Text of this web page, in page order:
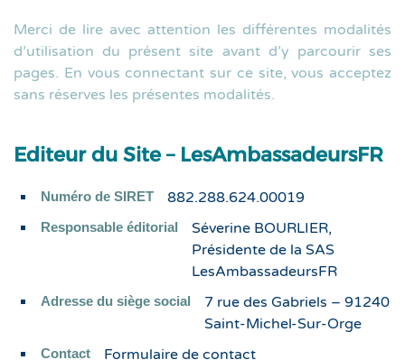
Merci de lire avec attention les différentes modalités
d’utilisation du présent site avant d’y parcourir ses
pages. En vous connectant sur ce site, vous acceptez
sans réserves les présentes modalités.
Editeur du Site – LesAmbassadeursFR
Numéro de SIRET 882.288.624.00019
Responsable éditorial
Séverine BOURLIER,
Présidente de la SAS
LesAmbassadeursFR
Adresse du siège social
7 rue des Gabriels – 91240
Saint-Michel-Sur-Orge
Contact Formulaire de contact